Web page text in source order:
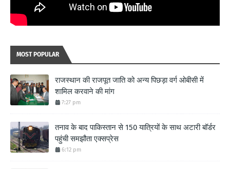
MOST POPULAR
राजस्थान की राजपूत जाति को अन्य पिछड़ा वर्ग ओबीसी में
शामिल करवाने की मांग
7:27 pm
तनाव के बाद पाकिस्तान से 150 यात्रियों के साथ अटारी बॉर्डर
पहुंची समझौता एक्सप्रेस
6:12 pm